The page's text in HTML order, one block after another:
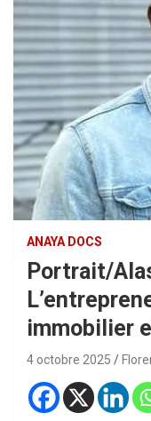
ANAYA DOCS
Portrait/
immobilier
4 octobre 2025